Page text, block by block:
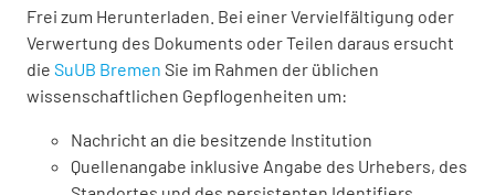
Frei zum Herunterladen. Bei einer Vervielfältigung oder
Verwertung des Dokuments oder Teilen daraus ersucht
die SuUB Bremen Sie im Rahmen der üblichen
wissenschaftlichen Gepflogenheiten um:
Nachricht an die besitzende Institution
Quellenangabe inklusive Angabe des Urhebers, des